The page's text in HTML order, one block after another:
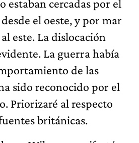
estaban cercadas por el
el oeste, y por mar
este. La dislocación
La guerra había
de las
sido reconocido por el
Priorizaré al respecto
británicas.